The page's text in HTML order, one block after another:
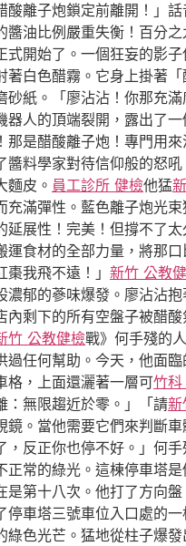
酸離子炮鎖定前離開！」
醬油比例嚴重失衡！百分
式開始了。一個狂妄的影
著白色醋霧。它身上掛著
砂紙。「廖沾沾！你那充
器人的頂端裂開，露出了
那是醋酸離子炮！專門用
醬料學家對待信仰般的怒
麵皮。 員工診所 健檢他猛
充滿彈性。藍色離子炮光
延展性！完美！但撐不了
運食材的全部力量，將那
我飛不遠！」 新竹 公教
濃郁的蔘味爆發。廖沾沾
內剩下的所有空盤子被醋
竹 公教健檢戰》何手殘的
過任何幫助。今天，他面
格，上面還灑著一層可竹科
：無限趨近於零。」「請新
鏡。當他需要它們來判斷
，反正你也停不好。」何
正常的綠光。這棟停車塔
是第十八次。他打了方向
停車塔三號車位入口處的
綠色光芒。猛地從柱子爆